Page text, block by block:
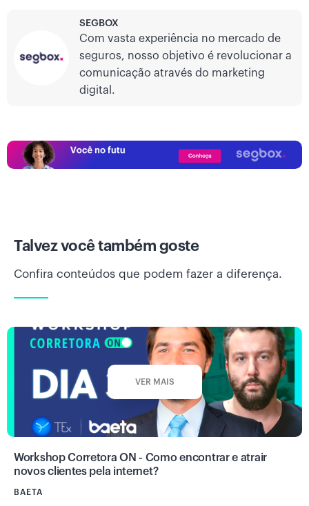
SEGBOX
Com vasta experiência no mercado de
seguros, nosso objetivo é revolucionar a
comunicação através do marketing
digital.
Talvez você também goste
Confira conteúdos que podem fazer a diferença.
VER MAIS
Workshop Corretora ON - Como encontrar e atrair
novos clientes pela internet?
BAETA